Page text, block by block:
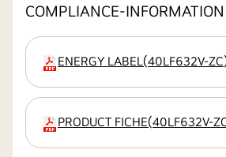
COMPLIANCE-INFORMATION
Erweiterung
ENERGY LABEL(40LF632V-ZC
Erweiterung
PRODUCT FICHE(40LF632V-